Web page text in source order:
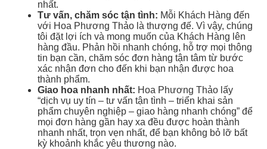
nhất.
Tư vấn, chăm sóc tận tình: Mỗi Khách Hàng đến
với Hoa Phương Thảo là thượng đế. Vì vậy, chúng
tôi đặt lợi ích và mong muốn của Khách Hàng lên
hàng đầu. Phản hồi nhanh chóng, hỗ trợ mọi thông
tin bạn cần, chăm sóc đơn hàng tận tâm từ bước
xác nhận đơn cho đến khi bạn nhận được hoa
thành phẩm.
Giao hoa nhanh nhất: Hoa Phương Thảo lấy
“dịch vụ uy tín – tư vấn tận tình – triển khai sản
phẩm chuyên nghiệp – giao hàng nhanh chóng” để
mọi đơn hàng gần hay xa đều được hoàn thành
nhanh nhất, trọn vẹn nhất, để bạn không bỏ lỡ bất
kỳ khoảnh khắc yêu thương nào.